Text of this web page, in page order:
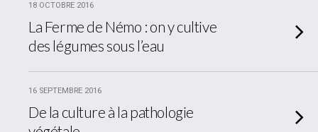
18 OCTOBRE 2016
La Ferme de Némo : on y cultive
des légumes sous l’eau
16 SEPTEMBRE 2016
De la culture à la pathologie